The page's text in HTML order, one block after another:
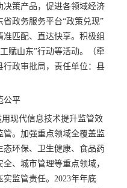
策产品，促进各领域经济
政务服务平台“政策兑现”
匹配、直达快享。积极组
赋山东”行动等活动。（牵
政审批局，责任单位：县
公平
现代信息技术提升监管效
管。加强重点领域全覆盖监
环保、卫生健康、食品药
、城市管理等重点领域，
监管责任。2023年年底